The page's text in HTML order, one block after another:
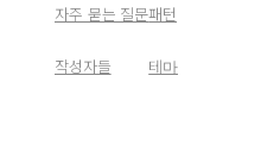
자주 묻는 질문
작성자들
패턴
테마